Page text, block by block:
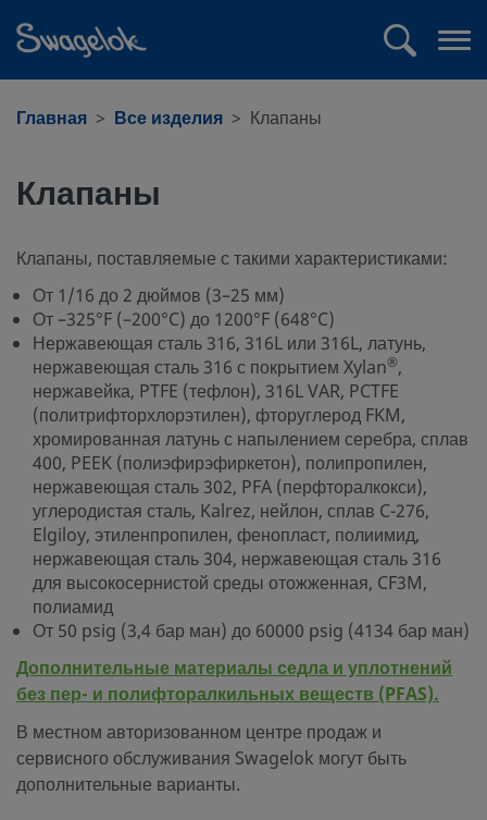
Главная
Все изделия Клапаны
Клапаны
Клапаны, поставляемые с такими характеристиками:
От 1/16 до 2 дюймов (3–25 мм)
От –325°F (–200°C) до 1200°F (648°C)
Нержавеющая сталь 316, 316L или 316L, латунь,
нержавеющая сталь 316 с покрытием Xylan®,
нержавейка, PTFE (тефлон), 316L VAR, PCTFE
(политрифторхлорэтилен), фторуглерод FKM,
хромированная латунь с напылением серебра, сплав
400, PEEK (полиэфирэфиркетон), полипропилен,
нержавеющая сталь 302, PFA (перфторалкокси),
углеродистая сталь, Kalrez, нейлон, сплав C-276,
Elgiloy, этиленпропилен, фенопласт, полиимид,
нержавеющая сталь 304, нержавеющая сталь 316
для высокосернистой среды отожженная, CF3M,
полиамид
От 50 psig (3,4 бар ман) до 60000 psig (4134 бар ман)
Дополнительные материалы седла и уплотнений
без пер- и полифторалкильных веществ (PFAS).
В местном авторизованном центре продаж и
сервисного обслуживания Swagelok могут быть
дополнительные варианты.